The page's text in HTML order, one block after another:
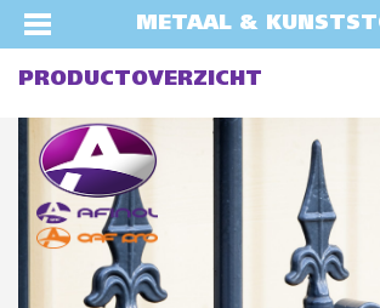
METAAL &
PRODUCTOVERZICHT